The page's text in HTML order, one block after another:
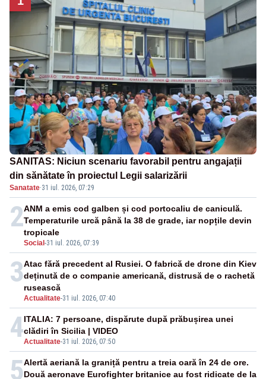
SANITAS: Niciun scenariu favorabil pentru angajații
din sănătate în proiectul Legii salarizării
Sanatate·31 iul. 2026, 07:29
2
Social -31 iul. 2026, 07:39
ANM a emis cod galben și cod portocaliu de caniculă.
Temperaturile urcă până la 38 de grade, iar nopțile devin
tropicale
3
Actualitate-31 iul. 2026, 07:40
Atac fără precedent al Rusiei. O fabrică de drone din Kiev
deținută de o companie americană, distrusă de o rachetă
rusească
4Actualitate-31 iul. 2026, 07:50
ITALIA: 7 persoane, dispărute după prăbușirea unei
clădiri în Sicilia | VIDEO
5Alertă aeriană la graniță pentru a treia oară în 24 de ore.
Două aeronave Eurofighter britanice au fost ridicate de la